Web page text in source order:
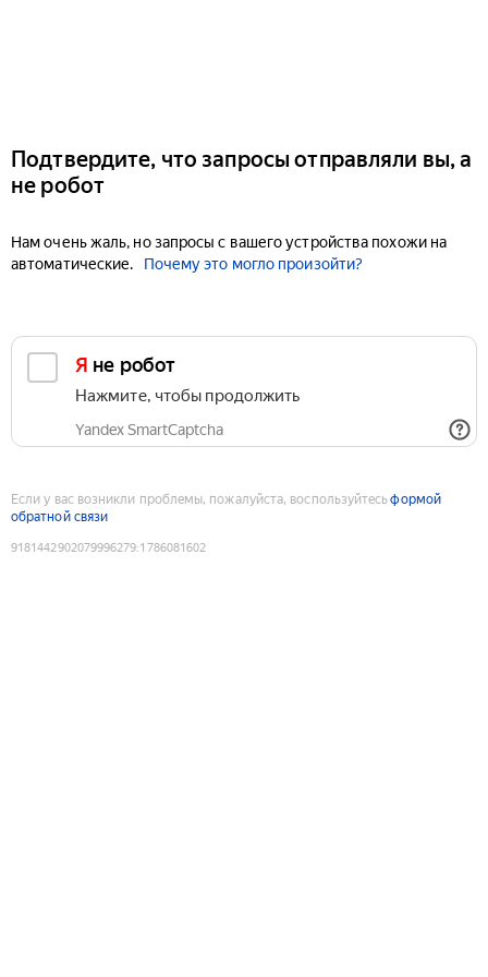
Подтвердите, что запросы отправляли вы, а
не робот
Нам очень жаль, но запросы с вашего устройства похожи на
автоматические.
Почему это могло произойти?
Я не робот
Нажмите, чтобы продолжить
Yandex SmartCaptcha
Если у вас возникли проблемы, пожалуйста, воспользуйтесьформой
обратной связи
9181442902079996279:1786081602